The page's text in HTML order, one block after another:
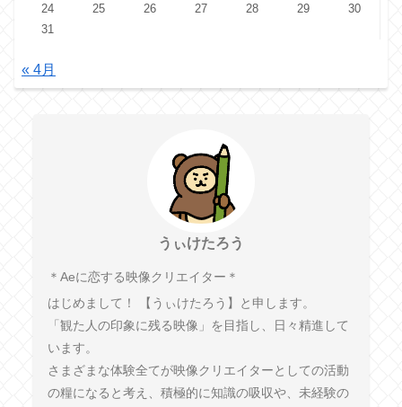
24
25 26 27 28 29
30
31
« 4月
うぃけたろう
︎＊︎Aeに恋する映像クリエイター＊
はじめまして！ 【うぃけたろう】と申します。
「観た人の印象に残る映像」を目指し、日々精進して
います。
さまざまな体験全てが映像クリエイターとしての活動
の糧になると考え、積極的に知識の吸収や、未経験の